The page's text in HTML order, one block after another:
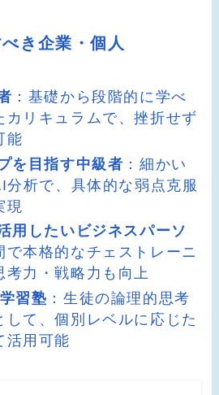
き企業・個人
：基礎から段階的に学べ
カリキュラムで、挫折せず
能
を目指す中級者 ：細かい
分析で、具体的な弱点克服
現
用したいビジネスパーソ
で本格的なチェストレーニ
考力・戦略力も向上
習塾 ：生徒の論理的思考
して、個別レベルに応じた
活用可能